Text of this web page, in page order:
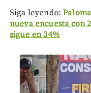
Siga leyendo:
nueva encuesta con
sigue en 34%